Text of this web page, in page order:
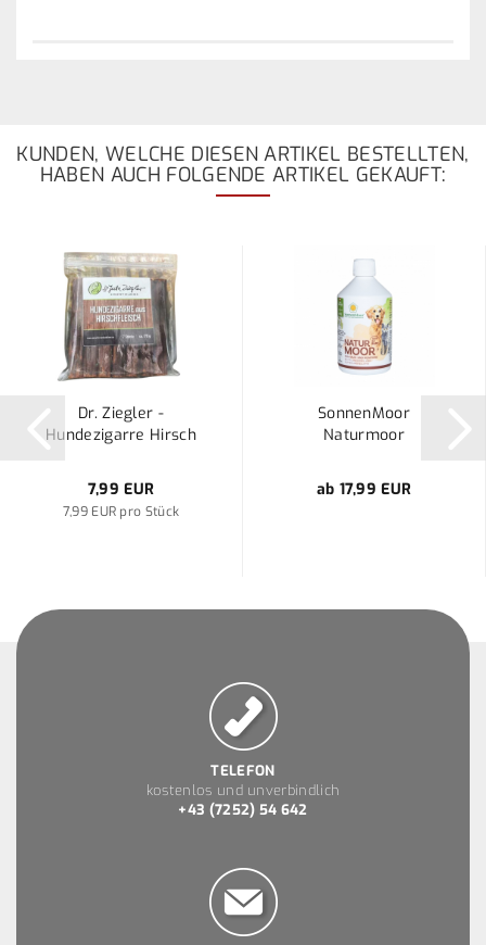
KUNDEN, WELCHE DIESEN ARTIKEL BESTELLTEN,
HABEN AUCH FOLGENDE ARTIKEL GEKAUFT:
Dr. Ziegler -
Hundezigarre Hirsch
7,99 EUR
7,99 EUR pro Stück
SonnenMoor
Naturmoor
ab 17,99 EUR
TELEFON
kostenlos und unverbindlich
+43 (7252) 54 642